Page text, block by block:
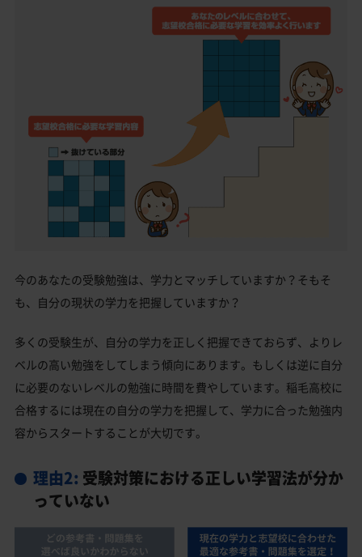
今のあなたの受験勉強は、学力とマッチしていますか？そもそ
も、自分の現状の学力を把握していますか？
多くの受験生が、自分の学力を正しく把握できておらず、よりレ
ベルの高い勉強をしてしまう傾向にあります。もしくは逆に自分
に必要のないレベルの勉強に時間を費やしています。稲毛高校に
合格するには現在の自分の学力を把握して、学力に合った勉強内
容からスタートすることが大切です。
理由2: 受験対策における正しい学習法が分か
っていない